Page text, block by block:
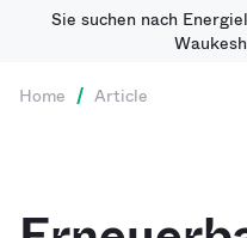
Sie suchen nach
Home / Article